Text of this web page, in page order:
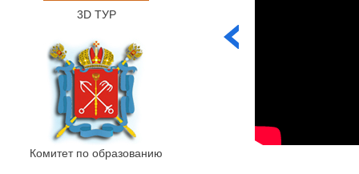
3D ТУР
Комитет по образованию